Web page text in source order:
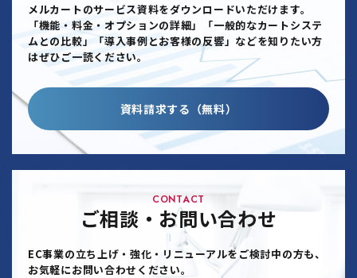
メルカートのサービス資料をダウンロードいただけます。
「機能・料金・オプションの詳細」「一般的なカートシステ
ムとの比較」「導入事例とお客様の反響」などを知りたい方
はぜひご一読ください。
資料請求する（無料）
CONTACT
ご相談・お問い合わせ
EC事業の立ち上げ・強化・リニューアルをご検討中の方も、
お気軽にお問い合わせください。